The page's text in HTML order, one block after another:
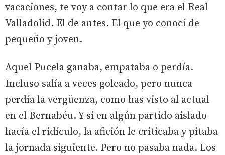
vacaciones, te voy a contar lo que era el Real
Valladolid. El de antes. El que yo conocí de
pequeño y joven.
Aquel Pucela ganaba, empataba o perdía.
Incluso salía a veces goleado, pero nunca
perdía la vergüenza, como has visto al actual
en el Bernabéu. Y si en algún partido aislado
hacía el ridículo, la afición le criticaba y pitaba
la jornada siguiente. Pero no pasaba nada. Los